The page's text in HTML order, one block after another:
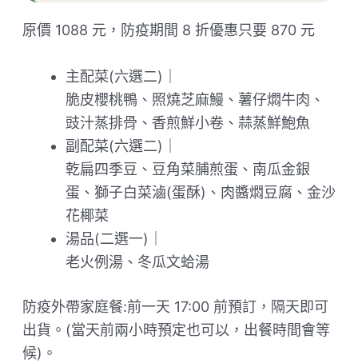
原價 1088 元，防疫期間 8 折優惠只要 870 元
主配菜(六選二)｜
脆皮櫻桃鴨、照燒芝麻鰻、薯仔燜牛肉、
豉汁蒸排骨、香煎鮮小卷、蒜蒸鮮鮑魚
副配菜(六選二)｜
乾扁四季豆、豆角菜脯煎蛋、南瓜金銀
蛋、獅子白菜滷(蛋酥)、肉醬燜豆腐、金沙
花椰菜
湯品(二選一)｜
老火例湯、冬瓜文蛤湯
防疫外帶家庭餐:前一天 17:00 前預訂，隔天即可
出貨。(當天前兩小時預定也可以，出餐時間會等
候)。